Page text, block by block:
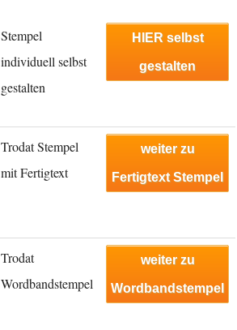
Stempel
individuell selbst
gestalten
HIER selbst
gestalten
Trodat Stempel
mit Fertigtext
weiter zu
Fertigtext Stempel
Trodat
Wordbandstempel
weiter zu
Wordbandstempel